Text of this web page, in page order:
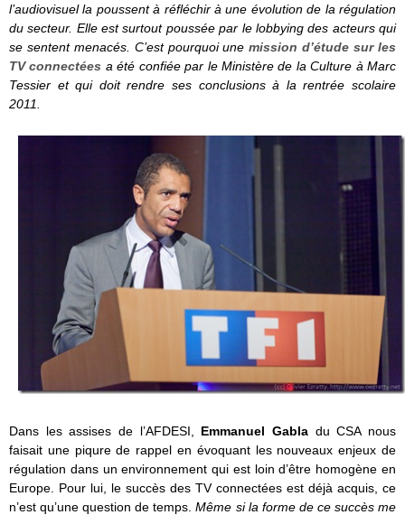
l’audiovisuel la poussent à réfléchir à une évolution de la régulation
du secteur. Elle est surtout poussée par le lobbying des acteurs qui
se sentent menacés. C’est pourquoi unemission d’étude sur les
TV connectées a été confiée par le Ministère de la Culture à Marc
Tessier et qui doit rendre ses conclusions à la rentrée scolaire
2011.
Dans les assises de l’AFDESI, Emmanuel Gabla du CSA nous
faisait une piqure de rappel en évoquant les nouveaux enjeux de
régulation dans un environnement qui est loin d’être homogène en
Europe. Pour lui, le succès des TV connectées est déjà acquis, ce
n’est qu’une question de temps.Même si la forme de ce succès me